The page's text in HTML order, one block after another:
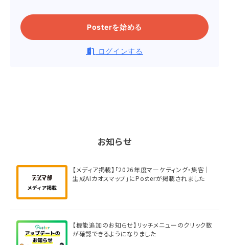
Posterを始める
ログインする
お知らせ
【メディア掲載】「2026年度マーケティング・集客｜
生成AIカオスマップ」にPosterが掲載されました
【機能追加のお知らせ】リッチメニューのクリック数
が確認できるようになりました